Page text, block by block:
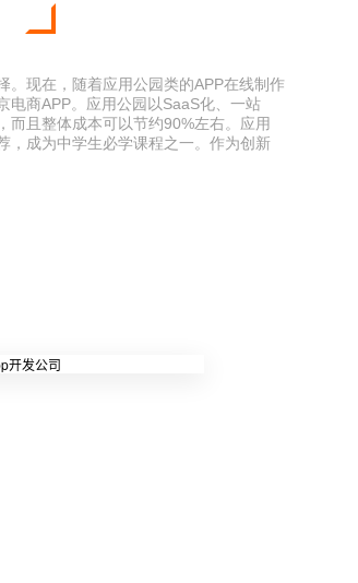
。现在，随着应用公园类的APP在线制作
电商APP。应用公园以SaaS化、一站
而且整体成本可以节约90%左右。应用
，成为中学生必学课程之一。作为创新